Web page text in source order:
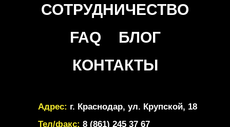
СОТРУДНИЧЕСТВО
FAQ
БЛОГ
КОНТАКТЫ
Адрес: г. Краснодар, ул. Крупской, 18
Тел/факс: 8 (861) 245 37 67